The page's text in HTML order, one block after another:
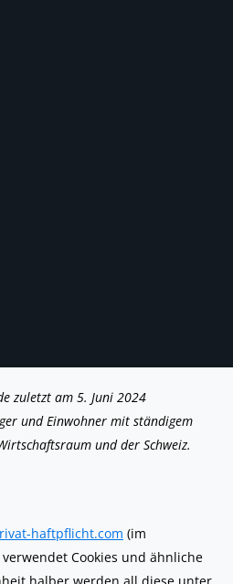
zuletzt am 5. Juni 2024
und Einwohner mit ständigem
und der Schweiz.
haftpflicht.com (im
Cookies und ähnliche
to
service
to
service
to
service
to
service
to
service